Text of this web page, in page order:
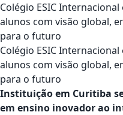
Colégio ESIC
alunos com visão global,
para o futuro
Colégio ESIC
alunos com visão global,
para o futuro
Instituição em Curitiba
em ensino inovador ao